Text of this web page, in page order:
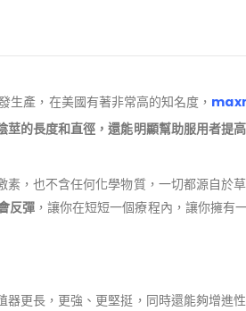
產，在美國有著非常高的知名度，
莖的長度和直徑，還能明顯幫助服用者提
，也不含任何化學物質，一切都源自於
反彈，讓你在短短一個療程內，讓你擁有
更長，更強、更堅挺，同時還能夠增進